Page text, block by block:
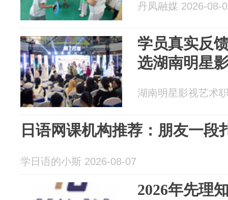
丹凤融媒 2026-08-
学员真实反
选湖南明星
湖南明星影视艺术
日语网课机构推荐：朋友一段
学日语的小斯 2026-08-07
2026年先理